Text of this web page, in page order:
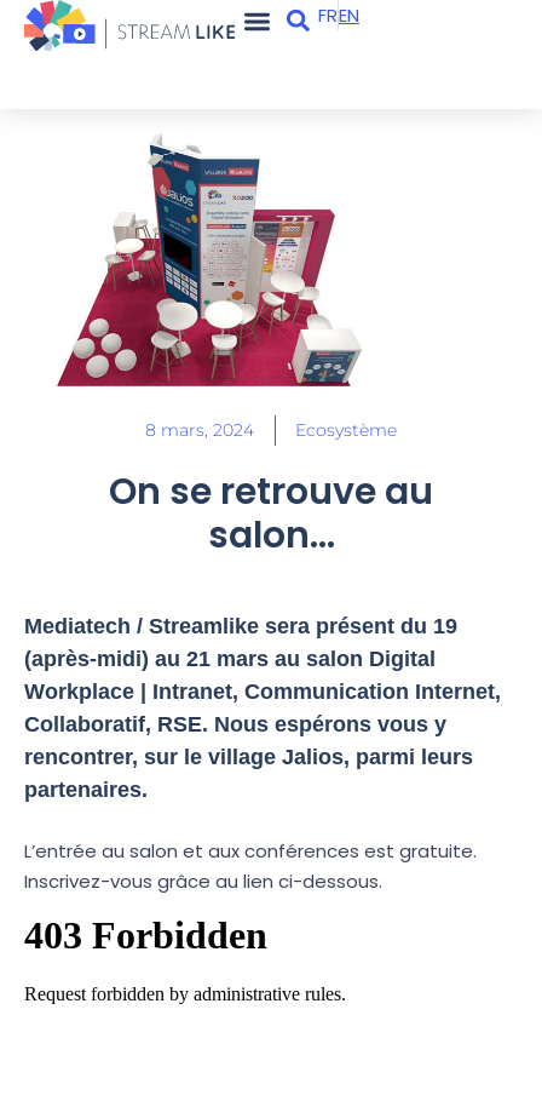
FREN
8 mars, 2024 Ecosystème
On se retrouve au
salon…
Mediatech / Streamlike sera présent du 19
(après-midi) au 21 mars au salon Digital
Workplace | Intranet, Communication Internet,
Collaboratif, RSE. Nous espérons vous y
rencontrer, sur le village Jalios, parmi leurs
partenaires.
L’entrée au salon et aux conférences est gratuite.
Inscrivez-vous grâce au lien ci-dessous.